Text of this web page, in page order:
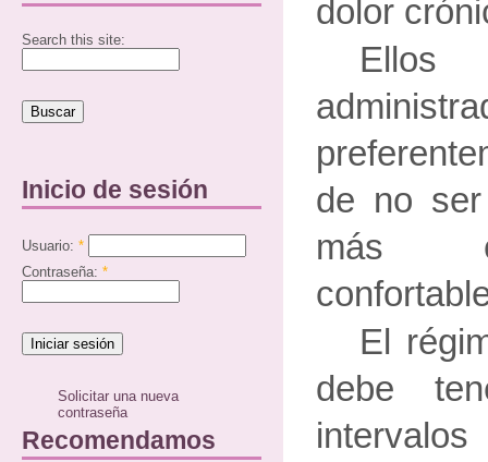
Search this site:
Inicio de sesión
Usuario: *
Contraseña: *
Solicitar una nueva
contraseña
Recomendamos
dolor
de no
más
El
debe